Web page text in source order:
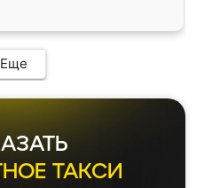
Еще
ТАКСИ